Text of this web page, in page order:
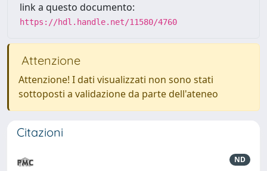
link a questo documento:
https://hdl.handle.net/11580/4760
Attenzione
Attenzione! I dati visualizzati non sono stati
sottoposti a validazione da parte dell'ateneo
Citazioni
ND